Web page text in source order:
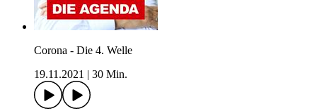
Corona - Die 4. Welle
19.11.2021
30 Min.